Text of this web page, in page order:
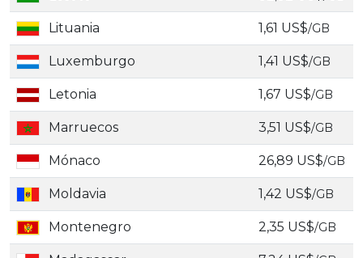
Lituania 1,61 US$/GB
Luxemburgo 1,41 US$/GB
Letonia 1,67 US$/GB
Marruecos 3,51 US$/GB
Mónaco 26,89 US$/GB
Moldavia 1,42 US$/GB
Montenegro 2,35 US$/GB